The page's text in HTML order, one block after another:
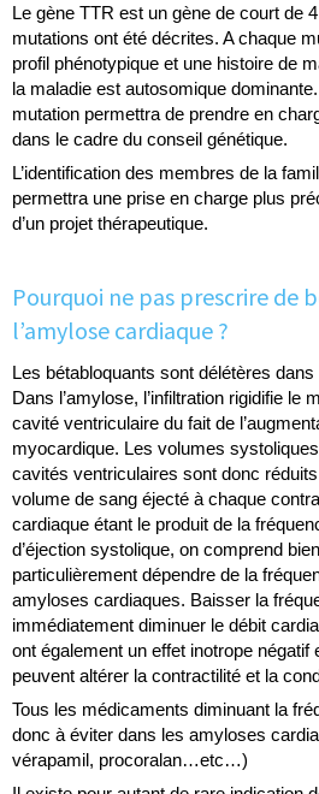
Le gène TTR est un gène de court de
mutations ont été décrites. A chaque
profil phénotypique et une histoire de
la maladie est autosomique dominante.
mutation permettra de prendre en
dans le cadre du conseil génétique.
L’identification des membres de la
permettra une prise en charge plus
d’un projet thérapeutique.
Pourquoi ne pas prescrire de
l’amylose cardiaque ?
Les bétabloquants sont délétères
Dans l’amylose, l’infiltration rigidifie le
cavité ventriculaire du fait de
myocardique. Les volumes
cavités ventriculaires sont donc
volume de sang éjecté à chaque
cardiaque étant le produit de la
d’éjection systolique, on comprend
particulièrement dépendre de la
amyloses cardiaques. Baisser la
immédiatement diminuer le débit
ont également un effet inotrope négatif
peuvent altérer la contractilité et la
Tous les médicaments diminuant la
donc à éviter dans les amyloses
vérapamil, procoralan…etc…)